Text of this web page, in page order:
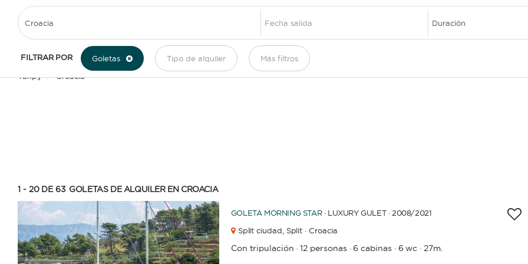
EXPERIENCIAS
ALQUILER DE GOLETAS EN CROACIA
Yanpy / Croacia
FILTRAR POR Goletas Tipo de alquiler Más filtros
1 - 20 DE 63 GOLETAS DE ALQUILER EN CROACIA
GOLETA MORNING STAR· LUXURY GULET · 2008/2021
Split ciudad, Split · Croacia
Con tripulación ·12 personas ·6 cabinas · 6 wc · 27m.